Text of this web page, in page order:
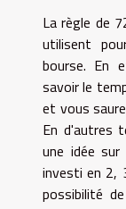
La règle de
utilisent
bourse. En
savoir le
et vous
En d'autres
une idée
investi en 2,
possibilité